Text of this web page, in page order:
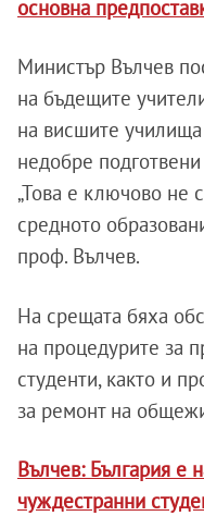
основна
Министър Вълчев
на бъдещите
на висшите
недобре
„Това е ключово не
средното
проф. Вълчев.
На срещата бяха
на процедурите за
студенти, както и
за ремонт на
Вълчев: България е
чуждестранни